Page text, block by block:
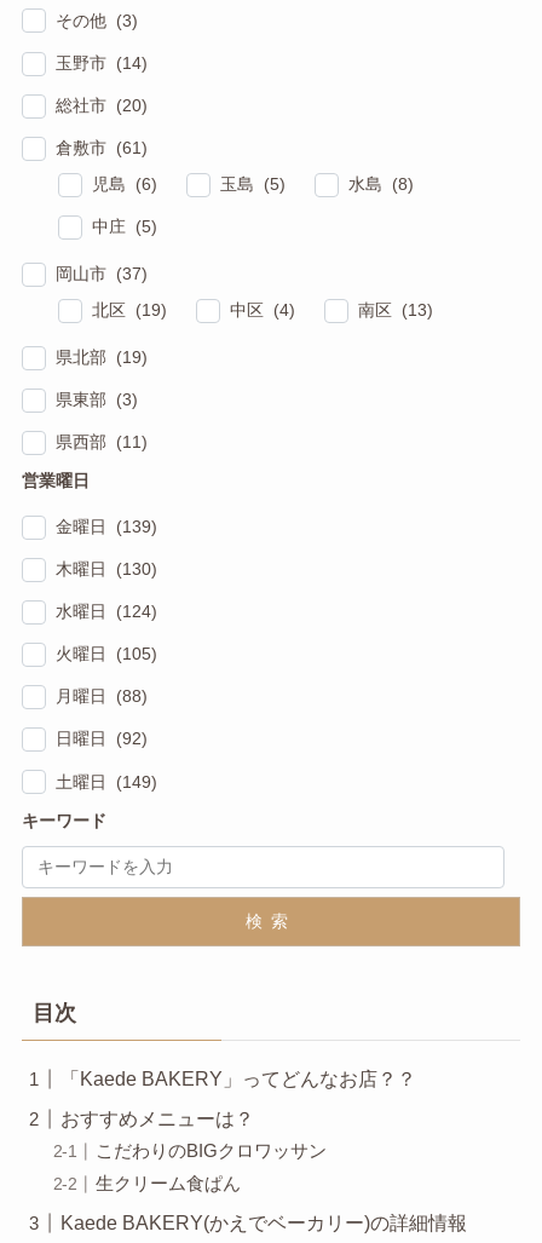
その他 (3)
玉野市 (14)
総社市 (20)
倉敷市 (61)
児島 (6)
玉島 (5) 水島 (8)
中庄 (5)
岡山市 (37)
北区 (19)
中区 (4) 南区 (13)
県北部 (19)
県東部 (3)
県西部 (11)
営業曜日
金曜日 (139)
木曜日 (130)
水曜日 (124)
火曜日 (105)
月曜日 (88)
日曜日 (92)
土曜日 (149)
キーワード
検索
目次
「Kaede BAKERY」ってどんなお店？？
おすすめメニューは？
こだわりのBIGクロワッサン
生クリーム食ぱん
Kaede BAKERY(かえでベーカリー)の詳細情報